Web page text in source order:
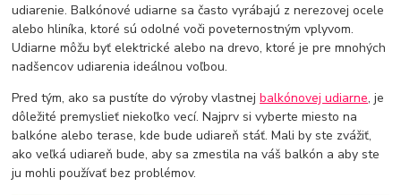
udiarenie. Balkónové udiarne sa často vyrábajú z nerezovej ocele
alebo hliníka, ktoré sú odolné voči poveternostným vplyvom.
Udiarne môžu byť elektrické alebo na drevo, ktoré je pre mnohých
nadšencov udiarenia ideálnou voľbou.
Pred tým, ako sa pustíte do výroby vlastnejbalkónovej udiarne, je
dôležité premyslieť niekoľko vecí. Najprv si vyberte miesto na
balkóne alebo terase, kde bude udiareň stáť. Mali by ste zvážiť,
ako veľká udiareň bude, aby sa zmestila na váš balkón a aby ste
ju mohli používať bez problémov.